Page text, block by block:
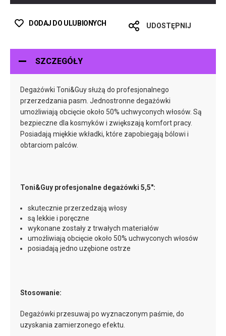
DODAJ DO ULUBIONYCH UDOSTĘPNIJ
SZCZEGÓŁY
Degażówki Toni&Guy służą do profesjonalnego
przerzedzania pasm. Jednostronne degażówki
umożliwiają obcięcie około 50% uchwyconych włosów. Są
bezpieczne dla kosmyków i zwiększają komfort pracy.
Posiadają miękkie wkładki, które zapobiegają bólowi i
obtarciom palców.
Toni&Guy profesjonalne degażówki 5,5":
skutecznie przerzedzają włosy
są lekkie i poręczne
wykonane zostały z trwałych materiałów
umożliwiają obcięcie około 50% uchwyconych włosów
posiadają jedno uzębione ostrze
Stosowanie:
Degażówki przesuwaj po wyznaczonym paśmie, do
uzyskania zamierzonego efektu.